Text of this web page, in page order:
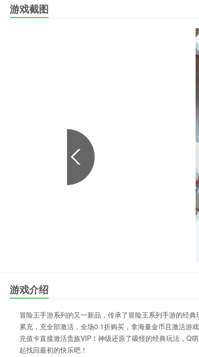
游戏截图
游戏介绍
冒险王手游系列的又一新品，传承了冒险王系列手游的经
累充，充全部激活，全场0.1折购买，拿海量金币且激活游
充值卡直接激活贵族VIP！神级还原了吸怪的经典玩法，Q
起找回最初的快乐吧！